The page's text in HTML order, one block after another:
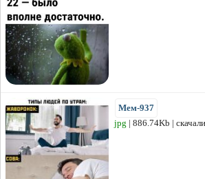
Мем-937
jpg | 886.74Kb |